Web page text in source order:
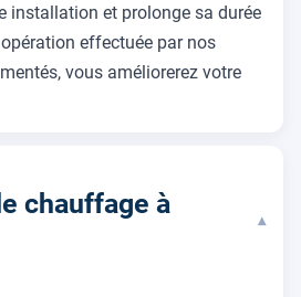
installation et prolonge sa durée
effectuée par nos
vous améliorerez votre
chauffage à
▾